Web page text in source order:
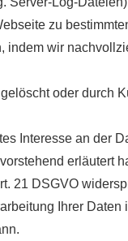
zu
indem wir
oder durch
Interesse an der
erläutert
21 DSGVO
Ihrer Daten